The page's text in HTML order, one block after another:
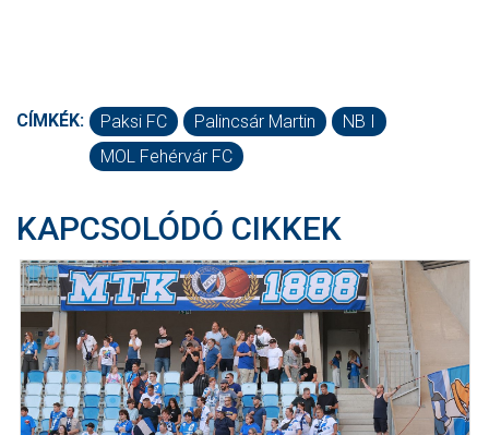
CÍMKÉK: Paksi FC Palincsár Martin
NB I
MOL Fehérvár FC
KAPCSOLÓDÓ CIKKEK